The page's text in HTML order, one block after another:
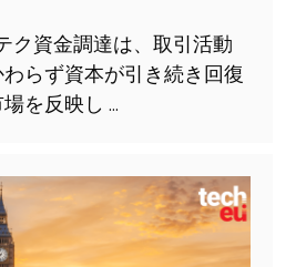
ク資金調達は、取引活動
らず資本が引き続き回復
を反映し …